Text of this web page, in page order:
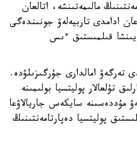
مالىمەتىنشە، اتالعان
ادامدى تاربيەلەۋ جونىندەگى
قىلمىستىق ءىس
تەرگەۋ امالدارى جۇرگىزىلۋدە.
تۇلعالار پوليتسيا بولىمىنە
مۇددەسىنە سايكەس جاريالاۋعا
پوليتسيا دەپارتامەنتىنىڭ